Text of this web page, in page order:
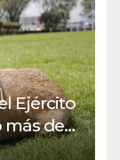
Ejército
de